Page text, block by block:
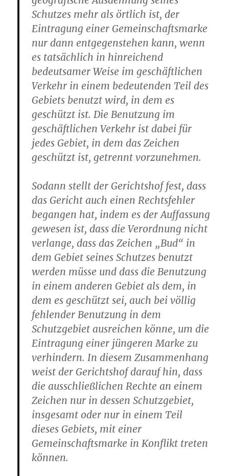
Schutzes mehr als örtlich ist, der
Eintragung einer Gemeinschaftsmarke
nur dann entgegenstehen kann, wenn
es tatsächlich in hinreichend
bedeutsamer Weise im geschäftlichen
Verkehr in einem bedeutenden Teil des
Gebiets benutzt wird, in dem es
geschützt ist. Die Benutzung im
geschäftlichen Verkehr ist dabei für
jedes Gebiet, in dem das Zeichen
geschützt ist, getrennt vorzunehmen.
Sodann stellt der Gerichtshof fest, dass
das Gericht auch einen Rechtsfehler
begangen hat, indem es der Auffassung
gewesen ist, dass die Verordnung nicht
verlange, dass das Zeichen „Bud“ in
dem Gebiet seines Schutzes benutzt
werden müsse und dass die Benutzung
in einem anderen Gebiet als dem, in
dem es geschützt sei, auch bei völlig
fehlender Benutzung in dem
Schutzgebiet ausreichen könne, um die
Eintragung einer jüngeren Marke zu
verhindern. In diesem Zusammenhang
weist der Gerichtshof darauf hin, dass
die ausschließlichen Rechte an einem
Zeichen nur in dessen Schutzgebiet,
insgesamt oder nur in einem Teil
dieses Gebiets, mit einer
Gemeinschaftsmarke in Konflikt treten
können.